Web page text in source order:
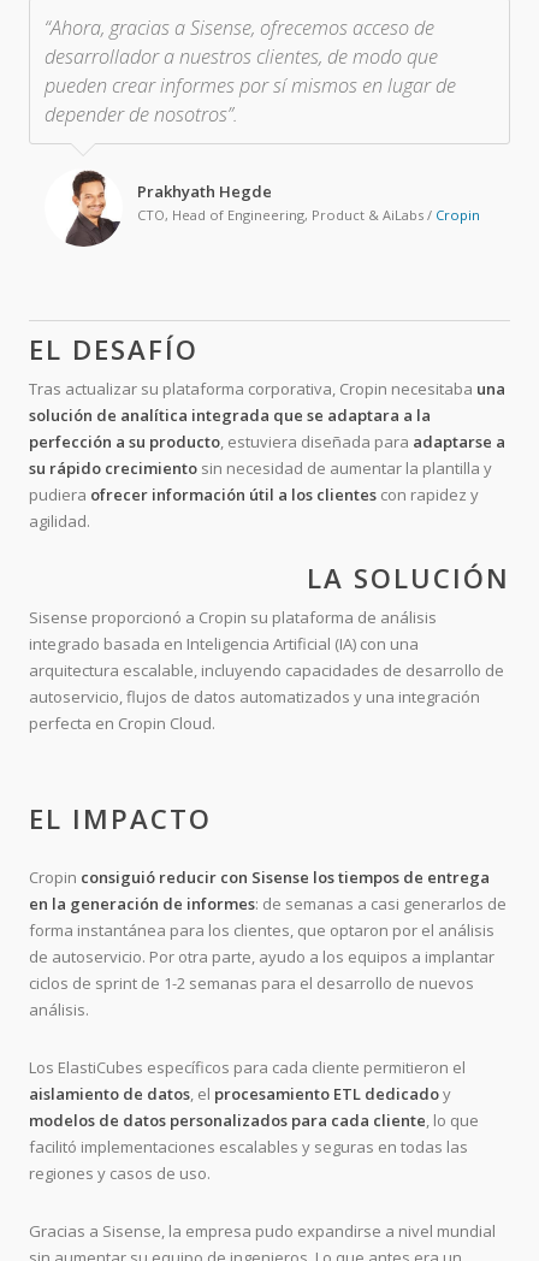
“Ahora, gracias a Sisense, ofrecemos acceso de
desarrollador a nuestros clientes, de modo que
pueden crear informes por sí mismos en lugar de
depender de nosotros”.
Prakhyath Hegde
CTO, Head of Engineering, Product & AiLabs / Cropin
EL DESAFÍO
Tras actualizar su plataforma corporativa, Cropin necesitaba una
solución de analítica integrada que se adaptara a la
perfección a su producto, estuviera diseñada para adaptarse a
su rápido crecimiento sin necesidad de aumentar la plantilla y
pudiera ofrecer información útil a los clientes con rapidez y
agilidad.
LA SOLUCIÓN
Sisense proporcionó a Cropin su plataforma de análisis
integrado basada en Inteligencia Artificial (IA) con una
arquitectura escalable, incluyendo capacidades de desarrollo de
autoservicio, flujos de datos automatizados y una integración
perfecta en Cropin Cloud.
EL IMPACTO
Cropin consiguió reducir con Sisense los tiempos de entrega
en la generación de informes: de semanas a casi generarlos de
forma instantánea para los clientes, que optaron por el análisis
de autoservicio. Por otra parte, ayudo a los equipos a implantar
ciclos de sprint de 1-2 semanas para el desarrollo de nuevos
análisis.
Los ElastiCubes específicos para cada cliente permitieron el
aislamiento de datos, el procesamiento ETL dedicadoy
modelos de datos personalizados para cada cliente, lo que
facilitó implementaciones escalables y seguras en todas las
regiones y casos de uso.
Gracias a Sisense, la empresa pudo expandirse a nivel mundial